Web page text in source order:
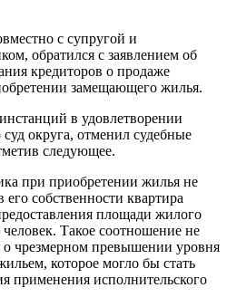
с супругой и
обратился с заявлением об
кредиторов о продаже
замещающего жилья.
в удовлетворении
округа, отменил судебные
следующее.
при приобретении жилья не
собственности квартира
площади жилого
Такое соотношение не
о чрезмерном превышении уровня
которое могло бы стать
применения исполнительского